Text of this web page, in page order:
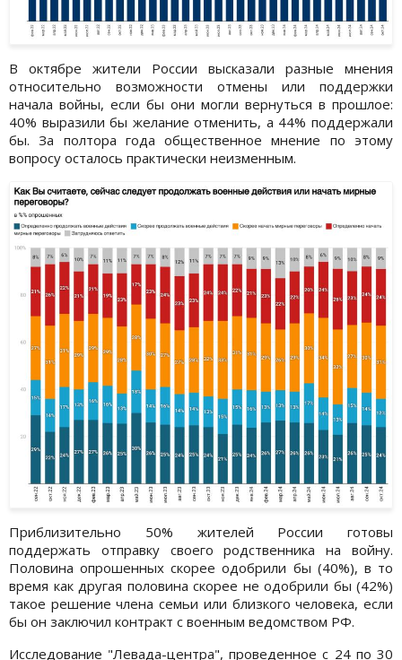
В октябре жители России высказали разные мнения
относительно возможности отмены или поддержки
начала войны, если бы они могли вернуться в прошлое:
40% выразили бы желание отменить, а 44% поддержали
бы. За полтора года общественное мнение по этому
вопросу осталось практически неизменным.
Приблизительно 50% жителей России готовы
поддержать отправку своего родственника на войну.
Половина опрошенных скорее одобрили бы (40%), в то
время как другая половина скорее не одобрили бы (42%)
такое решение члена семьи или близкого человека, если
бы он заключил контракт с военным ведомством РФ.
Исследование "Левада-центра", проведенное с 24 по 30